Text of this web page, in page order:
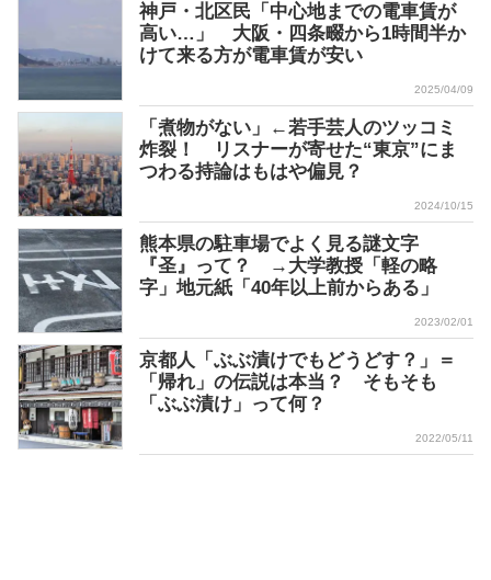
神戸・北区民「中心地までの電車賃が
高い…」 大阪・四条畷から1時間半か
けて来る方が電車賃が安い
2025/04/09
「煮物がない」←若手芸人のツッコミ
炸裂！ リスナーが寄せた“東京”にま
つわる持論はもはや偏見？
2024/10/15
熊本県の駐車場でよく見る謎文字
『圣』って？ →大学教授「軽の略
字」地元紙「40年以上前からある」
2023/02/01
京都人「ぶぶ漬けでもどうどす？」＝
「帰れ」の伝説は本当？ そもそも
「ぶぶ漬け」って何？
2022/05/11